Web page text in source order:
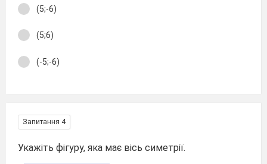
(5;-6)
(5;6)
(-5;-6)
Запитання 4
Укажіть фігуру, яка має вісь симетрії.